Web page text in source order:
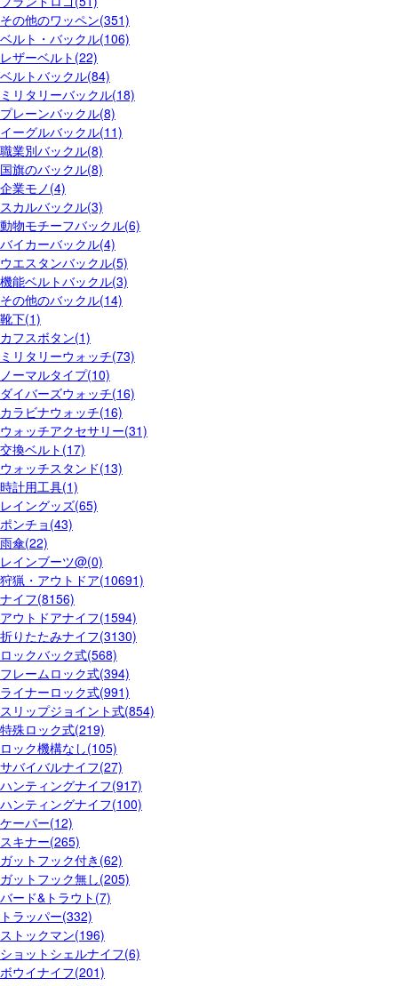
その他のワッペン(351)
ベルト・バックル(106)
レザーベルト(22)
ベルトバックル(84)
ミリタリーバックル(18)
プレーンバックル(8)
イーグルバックル(11)
職業別バックル(8)
国旗のバックル(8)
企業モノ(4)
スカルバックル(3)
動物モチーフバックル(6)
バイカーバックル(4)
ウエスタンバックル(5)
機能ベルトバックル(3)
その他のバックル(14)
靴下(1)
カフスボタン(1)
ミリタリーウォッチ(73)
ノーマルタイプ(10)
ダイバーズウォッチ(16)
カラビナウォッチ(16)
ウォッチアクセサリー(31)
交換ベルト(17)
ウォッチスタンド(13)
時計用工具(1)
レイングッズ(65)
ポンチョ(43)
雨傘(22)
レインブーツ@(0)
狩猟・アウトドア(10691)
ナイフ(8156)
アウトドアナイフ(1594)
折りたたみナイフ(3130)
ロックバック式(568)
フレームロック式(394)
ライナーロック式(991)
スリップジョイント式(854)
特殊ロック式(219)
ロック機構なし(105)
サバイバルナイフ(27)
ハンティングナイフ(917)
ハンティングナイフ(100)
ケーパー(12)
スキナー(265)
ガットフック付き(62)
ガットフック無し(205)
バード&トラウト(7)
トラッパー(332)
ストックマン(196)
ショットシェルナイフ(6)
ボウイナイフ(201)